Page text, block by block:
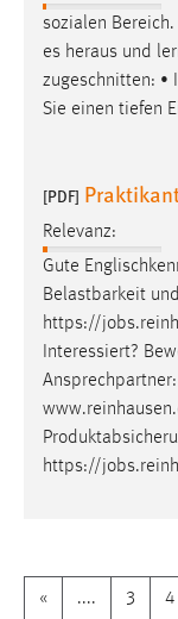
sozialen
es heraus und
zugeschnitten: •
Sie einen tiefen
[PDF]
Relevanz:
Gute
Belastbarkeit
https://jobs
Interessiert?
https://jobs
« .... 3 4